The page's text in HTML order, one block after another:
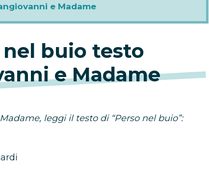
e Madame
nel buio testo
e Madame
leggi il testo di “Perso nel buio”: